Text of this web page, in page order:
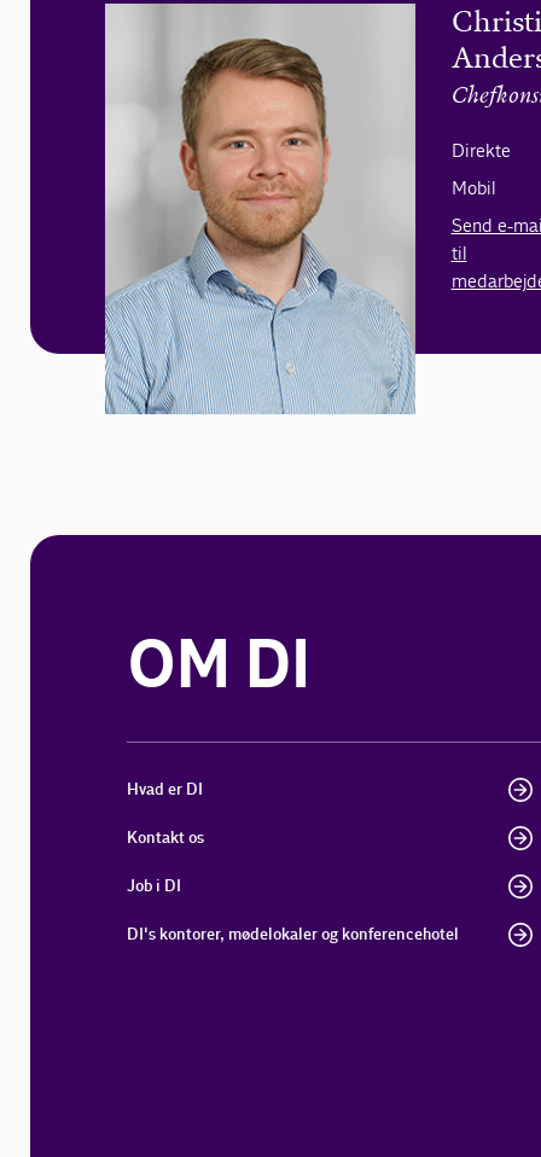
Direkte
Mobil
Send e-
til
OM DI
Hvad er DI
Kontakt os
Job i DI
DI's kontorer, mødelokaler og konferencehotel